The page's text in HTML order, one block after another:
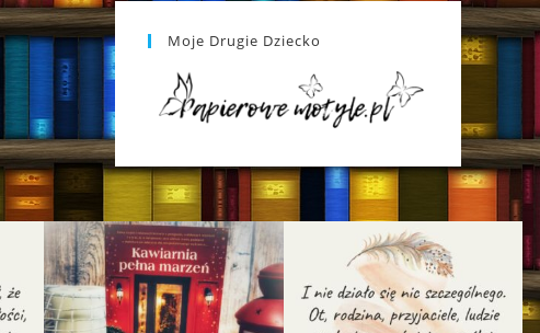
Moje Drugie Dziecko